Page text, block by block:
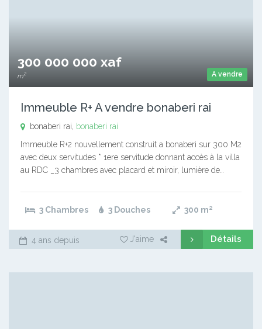
A vendre
300 000 000 xaf
m²
Immeuble R+ A vendre bonaberi rai
bonaberi rai,
bonaberi rai
Immeuble R+2 nouvellement construit a bonaberi sur 300 M2
avec deux servitudes * 1ere servitude donnant accès à la villa
au RDC _3 chambres avec placard et miroir, lumière de…
3 Chambres 3 Douches 300 m²
4 ans depuis J'aime Détails